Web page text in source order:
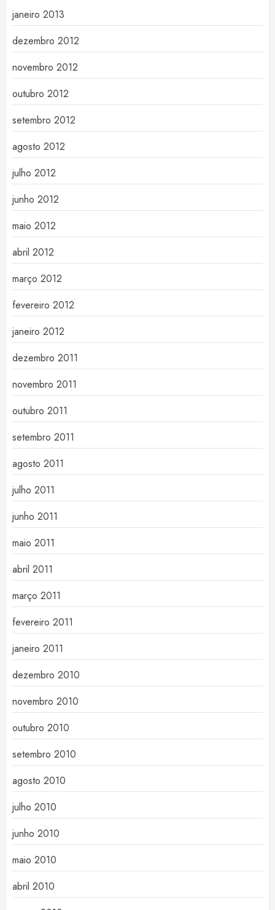
janeiro 2013
dezembro 2012
novembro 2012
outubro 2012
setembro 2012
agosto 2012
julho 2012
junho 2012
maio 2012
abril 2012
março 2012
fevereiro 2012
janeiro 2012
dezembro 2011
novembro 2011
outubro 2011
setembro 2011
agosto 2011
julho 2011
junho 2011
maio 2011
abril 2011
março 2011
fevereiro 2011
janeiro 2011
dezembro 2010
novembro 2010
outubro 2010
setembro 2010
agosto 2010
julho 2010
junho 2010
maio 2010
abril 2010